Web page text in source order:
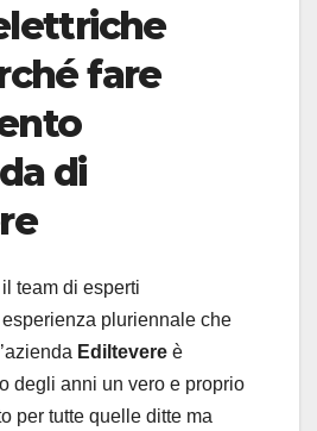
fare
di
team di esperti
pluriennale che
Ediltevere è
degli anni un vero e proprio
per tutte quelle ditte ma